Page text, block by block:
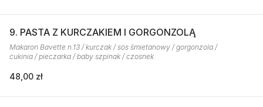
9. PASTA Z KURCZAKIEM I GORGONZOLĄ
Makaron Bavette n.13 / kurczak / sos śmietanowy / gorgonzola /
cukinia / pieczarka / baby szpinak / czosnek
48,00 zł